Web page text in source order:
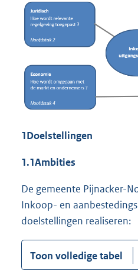
1Doelstellingen
1.1Ambities
De gemeente Pijnacker-
Inkoop- en
doelstellingen realiseren:
Toon volledige tabel